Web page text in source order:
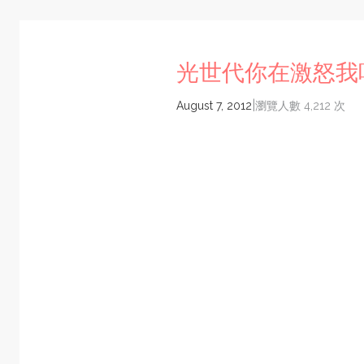
光世代你在激怒我
August 7, 2012 瀏覽人數 4,212 次